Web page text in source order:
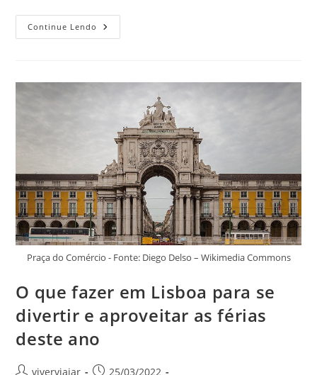
Continue Lendo
Pratos
Você
Experimentar
Passeando
Pela
Capital
Portuguesa!
Praça do Comércio - Fonte: Diego Delso – Wikimedia Commons
O que fazer em Lisboa para se
divertir e aproveitar as férias
deste ano
Autorviverviajar
Post25/03/2022